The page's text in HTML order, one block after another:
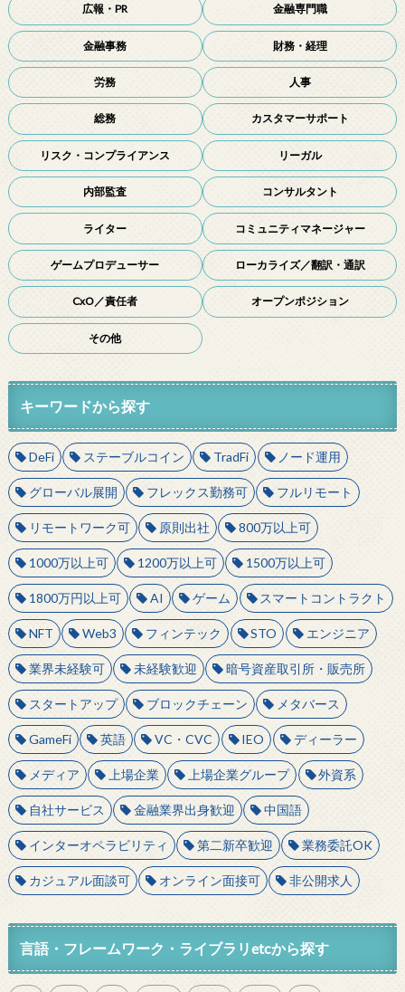
広報・PR 金融専門職
金融事務 財務・経理
労務 人事
総務 カスタマーサポート
リスク・コンプライアンス リーガル
内部監査 コンサルタント
ライター コミュニティマネージャー
ゲームプロデューサー ローカライズ／翻訳・通訳
CxO／責任者 オープンポジション
その他
キーワードから探す
DeFi ステーブルコイン TradFi ノード運用
グローバル展開 フレックス勤務可 フルリモート
リモートワーク可 原則出社 800万以上可
1000万以上可 1200万以上可 1500万以上可
1800万円以上可 AI ゲーム スマートコントラクト
NFT Web3 フィンテック STO エンジニア
業界未経験可 未経験歓迎 暗号資産取引所・販売所
スタートアップ ブロックチェーン メタバース
GameFi 英語 VC・CVC IEO ディーラー
メディア 上場企業 上場企業グループ 外資系
自社サービス 金融業界出身歓迎 中国語
インターオペラビリティ 第二新卒歓迎 業務委託OK
カジュアル面談可 オンライン面接可 非公開求人
言語・フレームワーク・ライブラリetcから探す